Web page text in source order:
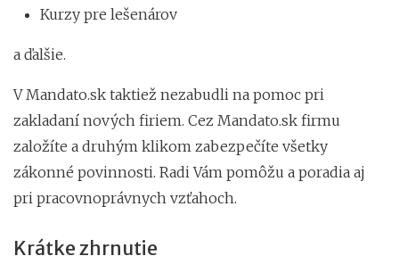
Kurzy pre lešenárov
a ďalšie.
V Mandato.sk taktiež nezabudli na pomoc pri
zakladaní nových firiem. Cez Mandato.sk firmu
založíte a druhým klikom zabezpečíte všetky
zákonné povinnosti. Radi Vám pomôžu a poradia aj
pri pracovnoprávnych vzťahoch.
Krátke zhrnutie